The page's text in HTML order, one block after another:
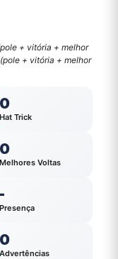
+ vitória + melhor
+ vitória + melhor
0
Hat Trick
0
Melhores Voltas
-
Presença
0
Advertências